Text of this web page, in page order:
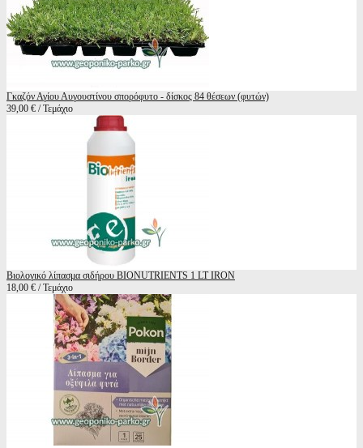
Γκαζόν Αγίου Αυγουστίνου σπορόφυτο - δίσκος 84 θέσεων (φυτών)
39,00 € / Τεμάχιο
Βιολογικό λίπασμα σιδήρου BIONUTRIENTS 1 LT IRON
18,00 € / Τεμάχιο